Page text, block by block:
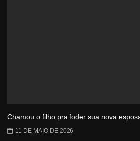
Chamou o filho pra foder sua nova
11 DE MAIO DE 2026